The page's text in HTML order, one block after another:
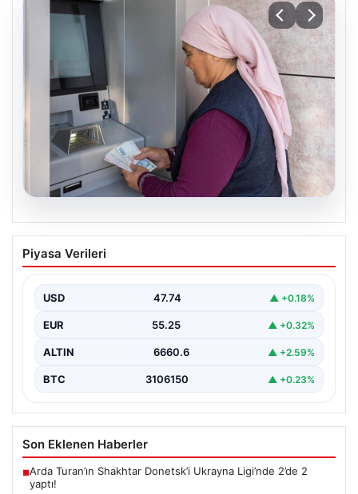
08.08.2026
Emekli maaşı ödemeleri ne zaman
yatacak? SGK, Bağ-Kur, Emekli Sandığı
Piyasa Verileri
USD 47.74 ▲ +0.18%
EUR 55.25 ▲ +0.32%
ALTIN 6660.6 ▲ +2.59%
BTC 3106150 ▲ +0.23%
Son Eklenen Haberler
■Arda Turan’ın Shakhtar Donetsk’i Ukrayna Ligi’nde 2’de 2
yaptı!